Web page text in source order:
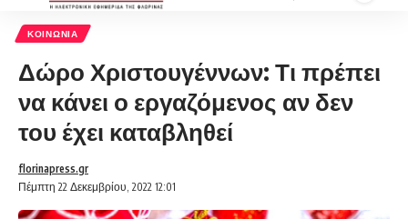
ΚΟΙΝΩΝΊΑ
Δώρο Χριστουγέννων: Τι πρέπει
να κάνει ο εργαζόμενος αν δεν
του έχει καταβληθεί
Πέμπτη 22 Δεκεμβρίου, 2022 12:01
florinapress.gr